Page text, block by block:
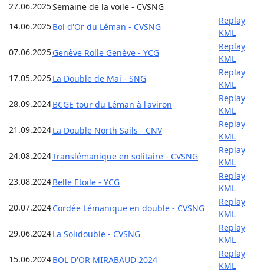
27.06.2025Semaine de la voile - CVSNG
14.06.2025Bol d'Or du Léman - CVSNG
Replay
KML
07.06.2025Genève Rolle Genève - YCG
Replay
KML
17.05.2025La Double de Mai - SNG
Replay
KML
28.09.2024BCGE tour du Léman à l'aviron
Replay
KML
21.09.2024La Double North Sails - CNV
Replay
KML
24.08.2024Translémanique en solitaire - CVSNG
Replay
KML
23.08.2024Belle Etoile - YCG
Replay
KML
20.07.2024Cordée Lémanique en double - CVSNG
Replay
KML
29.06.2024La Solidouble - CVSNG
Replay
KML
15.06.2024BOL D'OR MIRABAUD 2024
Replay
KML